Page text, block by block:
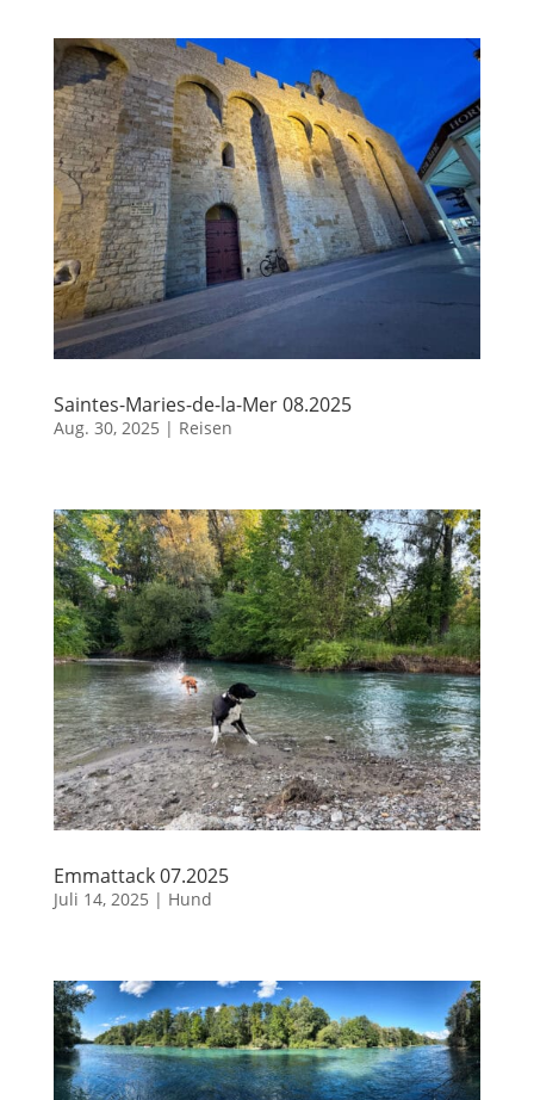
Saintes-Maries-de-la-Mer 08.2025
Aug. 30, 2025 | Reisen
Emmattack 07.2025
Juli 14, 2025 | Hund